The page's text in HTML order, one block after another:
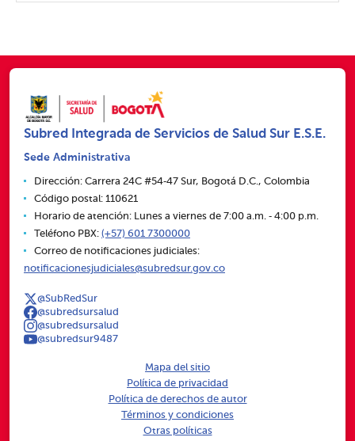
Subred Integrada de Servicios de Salud Sur E.S.E.
Sede Administrativa
Dirección: Carrera 24C #54‑47 Sur, Bogotá D.C., Colombia
Código postal: 110621
Horario de atención: Lunes a viernes de 7:00 a.m. ‑ 4:00 p.m.
Teléfono PBX: (+57) 601 7300000
Correo de notificaciones judiciales:
notificacionesjudiciales@subredsur.gov.co
@SubRedSur
@subredsursalud
@subredsursalud
@subredsur9487
Mapa del sitio
Política de privacidad
Política de derechos de autor
Términos y condiciones
Otras políticas